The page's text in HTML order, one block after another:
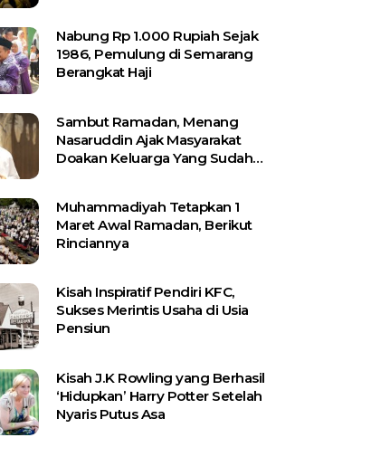
Nabung Rp 1.000 Rupiah Sejak
1986, Pemulung di Semarang
Berangkat Haji
Sambut Ramadan, Menang
Nasaruddin Ajak Masyarakat
Doakan Keluarga Yang Sudah
Muhammadiyah Tetapkan 1
Maret Awal Ramadan, Berikut
Rinciannya
Kisah Inspiratif Pendiri KFC,
Sukses Merintis Usaha di Usia
Pensiun
Kisah J.K Rowling yang Berhasil
‘Hidupkan’ Harry Potter Setelah
Nyaris Putus Asa